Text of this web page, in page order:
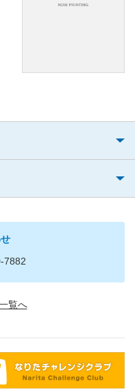
7882
覧へ